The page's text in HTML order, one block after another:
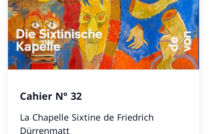
Cahier N° 32
La Chapelle Sixtine de Friedrich
Dürrenmatt